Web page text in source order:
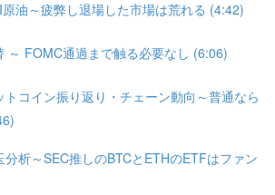
油～疲弊し退場した市場は荒れる (4:42)
～ FOMC通過まで触る必要なし (6:06)
トコイン振り返り・チェーン動向～普通なら
分析～SEC推しのBTCとETHのETFはファン